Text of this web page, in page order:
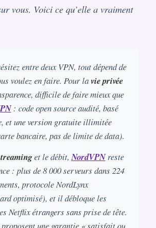
vous. Voici ce qu’elle a vraiment
entre deux VPN, tout dépend de
voulez en faire. Pour lavie privée
difficile de faire mieux que
: code open source audité, basé
et une version gratuite illimitée
bancaire, pas de limite de data).
et le débit,NordVPNreste
: plus de 8 000 serveurs dans 224
protocole NordLynx
optimisé), et il débloque les
Netflix étrangers sans prise de tête.
proposent une garantie « satisfait ou